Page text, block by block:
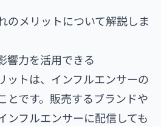
のメリットについて解説しま
響力を活用できる
ットは、インフルエンサーの
とです。販売するブランドや
ンフルエンサーに配信しても